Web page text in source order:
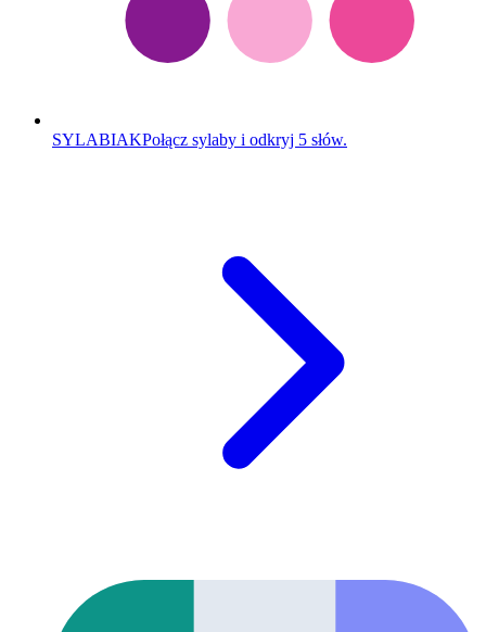
SYLABIAKPołącz sylaby i odkryj 5 słów.